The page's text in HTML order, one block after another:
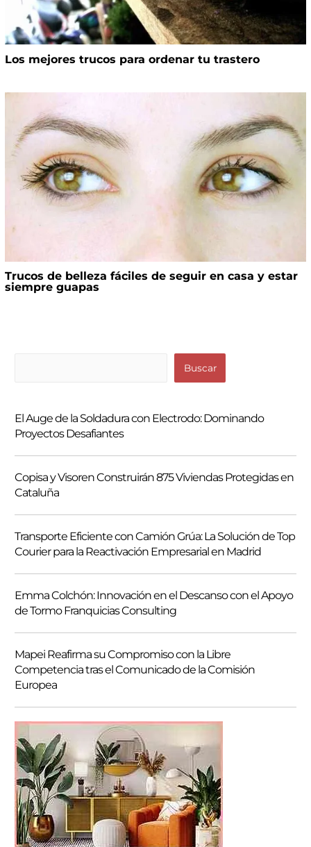
Los mejores trucos para ordenar tu trastero
Trucos de belleza fáciles de seguir en casa y estar
siempre guapas
c
a
r
Buscar
El Auge de la Soldadura con Electrodo: Dominando
Proyectos Desafiantes
Copisa y Visoren Construirán 875 Viviendas Protegidas en
Cataluña
Transporte Eficiente con Camión Grúa: La Solución de Top
Courier para la Reactivación Empresarial en Madrid
Emma Colchón: Innovación en el Descanso con el Apoyo
de Tormo Franquicias Consulting
Mapei Reafirma su Compromiso con la Libre
Competencia tras el Comunicado de la Comisión
Europea